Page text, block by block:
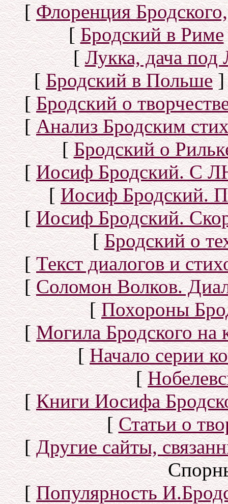
[Флоренция
[Бродский в Риме
[Лукка, дача под
[Бродский в Польше]
[Бродский о
[Анализ Бродским
[Бродский о
[Иосиф Бродский. С
[Иосиф Бродский.
[Иосиф Бродский.
[Бродский о
[Текст диалогов и
[Соломон Волков.
[Похороны
[Могила Бродского
[Начало серии
[
[Книги Иосифа
[Статьи о
[Другие сайты,
[Популярность